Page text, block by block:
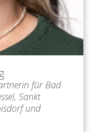
für Bad
Sankt
und